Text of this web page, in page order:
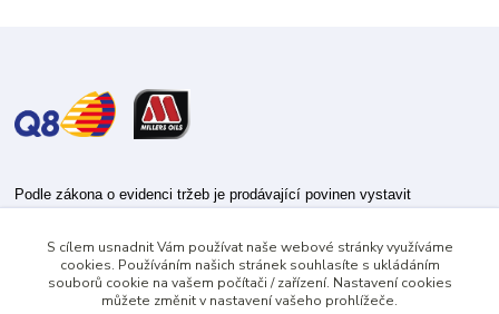
Podle zákona o evidenci tržeb je prodávající povinen vystavit
Zároveň je povinen zaevidovat přijatou tržbu u správce daně online; v
případě technického výpadku pak nejpozději do 48 hodin.
S cílem usnadnit Vám používat naše webové stránky využíváme
cookies. Používáním našich stránek souhlasíte s ukládáním
souborů cookie na vašem počítači / zařízení. Nastavení cookies
můžete změnit v nastavení vašeho prohlížeče.